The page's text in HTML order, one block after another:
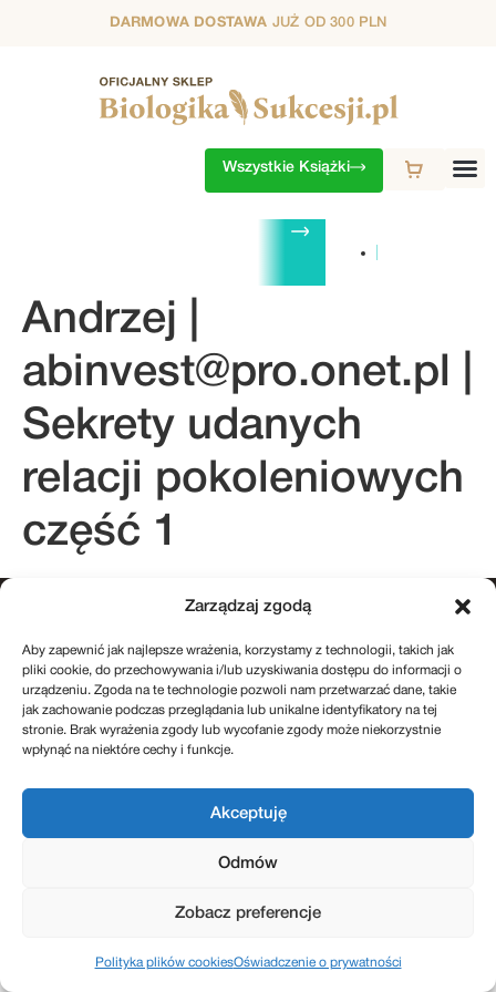
Zarządzaj zgodą
Aby zapewnić jak najlepsze wrażenia, korzystamy z technologii, takich jak
pliki cookie, do przechowywania i/lub uzyskiwania dostępu do informacji o
urządzeniu. Zgoda na te technologie pozwoli nam przetwarzać dane, takie
jak zachowanie podczas przeglądania lub unikalne identyfikatory na tej
stronie. Brak wyrażenia zgody lub wycofanie zgody może niekorzystnie
wpłynąć na niektóre cechy i funkcje.
Akceptuję
Odmów
Zobacz preferencje
Polityka plików cookiesOświadczenie o prywatności
DARMOWA DOSTAWA JUŻ OD 300 PLN
Wszystkie Książki
4. SEZON
Andrzej |
abinvest@pro.onet.pl
Sekrety udanych
relacji pokoleniowych
część 1
REGULAMIN SKLEPU
POLITYKA PRYWATNOŚCI
ZWROTY I REKLAMACJE
POLITYKA PLIKÓW COOKIES (EU)
Realizacja: Kreatywnybrand.pl